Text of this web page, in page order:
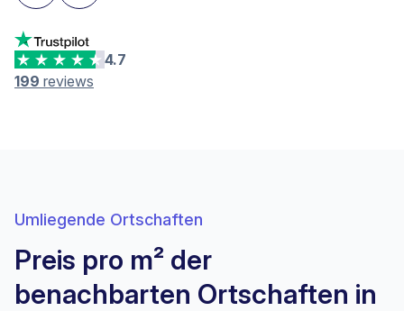
4.7
199 reviews
Umliegende Ortschaften
Preis pro m² der
benachbarten Ortschaften in